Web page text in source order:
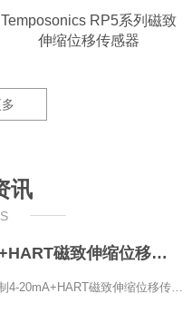
Temposonics RP5系列磁致
伸缩位移传感器
讯
博尔森电流两线制+HART磁致伸缩位移传感器正式上线